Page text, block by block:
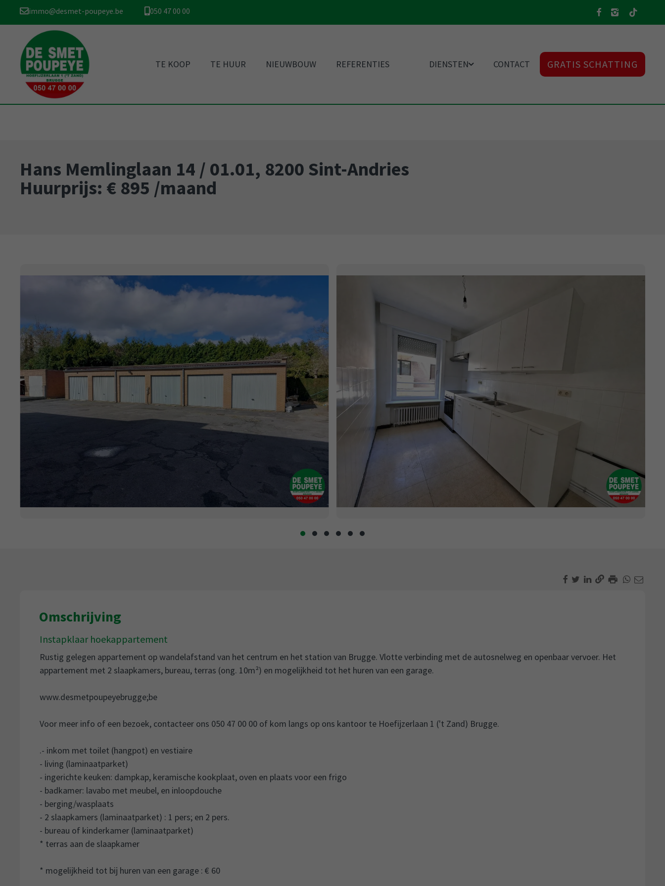
immo@desmet-poupeye.be 050 47 00 00
TE KOOP TE HUUR NIEUWBOUW REFERENTIES DIENSTEN CONTACT GRATIS SCHATTING
Hans Memlinglaan 14 / 01.01, 8200 Sint-Andries
Huurprijs: € 895 /maand
Omschrijving
Instapklaar hoekappartement
Rustig gelegen appartement op wandelafstand van het centrum en het station van Brugge. Vlotte verbinding met de autosnelweg en openbaar vervoer. Het
appartement met 2 slaapkamers, bureau, terras (ong. 10m²) en mogelijkheid tot het huren van een garage.
www.desmetpoupeyebrugge;be
Voor meer info of een bezoek, contacteer ons 050 47 00 00 of kom langs op ons kantoor te Hoefijzerlaan 1 ('t Zand) Brugge.
.- inkom met toilet (hangpot) en vestiaire
- living (laminaatparket)
- ingerichte keuken: dampkap, keramische kookplaat, oven en plaats voor een frigo
- badkamer: lavabo met meubel, en inloopdouche
- berging/wasplaats
- 2 slaapkamers (laminaatparket) : 1 pers; en 2 pers.
- bureau of kinderkamer (laminaatparket)
* terras aan de slaapkamer
* mogelijkheid tot bij huren van een garage : € 60